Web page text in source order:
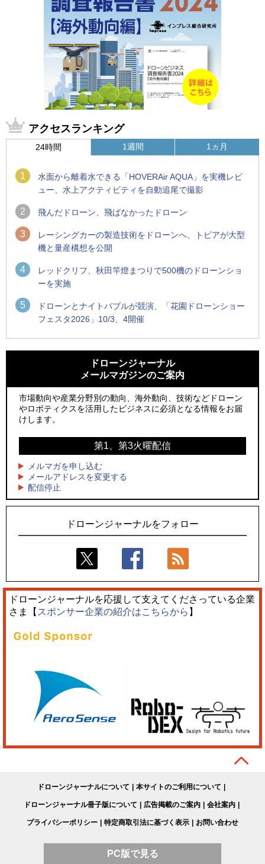
アクセスランキング
24時間
1
水面から離着水できる「HOVERAir AQUA」を実機レビ
ュー、水上アクティビティを自動追尾で撮影
2 飛んだドローン、飛ばなかったドローン
3
レーシングカーの製造技術をドローンへ、トピアが大型
機と量産構想を公開
4
レッドクリフ、秋田竿燈まつりで500機のドローンショ
ーを実施
5
ドローンとナイトバブルが競演、「花園ドローンショー
フェスタ2026」10/3、4開催
1週間
ーンが採択、国産機で量産調達を目指す
飛んだドローン、飛ばなかったドローン
ドローンとナイトバブルが競演、「花園ドローンショーフェ
スタ2026」10/3、4開催
水面から離着水できる「HOVERAir AQUA」を実機レビュー、
水上アクティビティを自動追尾で撮影
レーシングカーの製造技術をドローンへ、トピアが大型機と
量産構想を公開
1ヵ月
ン」とドローンショーによる新演出を実施
防衛装備庁「迎撃ドローン早期取得プログラム」にテラドロ
ーンが採択、国産機で量産調達を目指す
サザンビーチちがさき花火大会で「復活の花火」打ち上げ、
ロボデックス、2時間超の飛行を目指す新型水素燃料電池ドロ
ーンを公開
防衛だけではない、測量から屋内点検まで展開するテラドロ
ーンのソリューション
ドローンジャーナル
メールマガジンのご案内
市場動向や産業分野別の動向、海外動向、技術などドローン
やロボティクスを活用したビジネスに必須となる情報をお届
けします。
第1、第3火曜配信
メルマガを申し込む
メールアドレスを変更する
配信停止
ドローンジャーナルをフォロー
ドローンジャーナルを応援して支えてくださっている企業
さま【 スポンサー企業の紹介はこちらから 】
ドローンジャーナルについて 本サイトのご利用について
ドローンジャーナル冊子版について 広告掲載のご案内 会社案内
プライバシーポリシー 特定商取引法に基づく表示 お問い合わせ
PC版で見る